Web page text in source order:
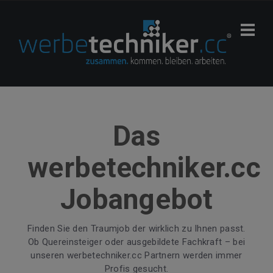
Das
werbetechniker.cc
Jobangebot
Finden Sie den Traumjob der wirklich zu Ihnen passt.
Ob Quereinsteiger oder ausgebildete Fachkraft – bei
unseren werbetechniker.cc Partnern werden immer
Profis gesucht.